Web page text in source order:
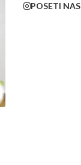
POSETI NAS